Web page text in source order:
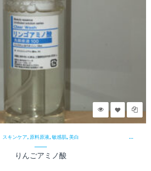
スキンケア, 原料原液, 敏感肌, 美白
りんごアミノ酸